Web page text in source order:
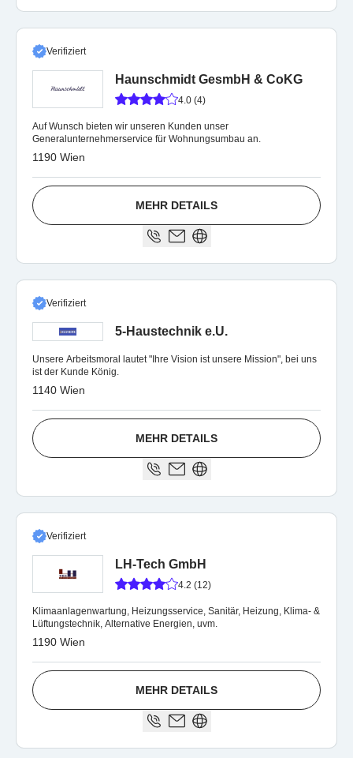
Verifiziert
Haunschmidt GesmbH & CoKG
4.0 (4)
Auf Wunsch bieten wir unseren Kunden unser
Generalunternehmerservice für Wohnungsumbau an.
1190 Wien
MEHR DETAILS
Verifiziert
5-Haustechnik e.U.
Unsere Arbeitsmoral lautet "Ihre Vision ist unsere Mission", bei uns
ist der Kunde König.
1140 Wien
MEHR DETAILS
Verifiziert
LH-Tech GmbH
4.2 (12)
Klimaanlagenwartung, Heizungsservice, Sanitär, Heizung, Klima- &
Lüftungstechnik, Alternative Energien, uvm.
1190 Wien
MEHR DETAILS